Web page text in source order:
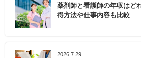
薬剤師と看護師の年収はど
得方法や仕事内容も比較
2026.7.29